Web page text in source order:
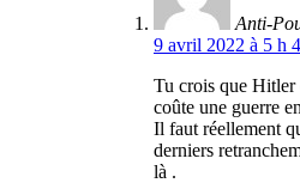
Anti-
9 avril 2022 à 5 h
Tu crois que Hitler
coûte une guerre
Il faut réellement
derniers
là .